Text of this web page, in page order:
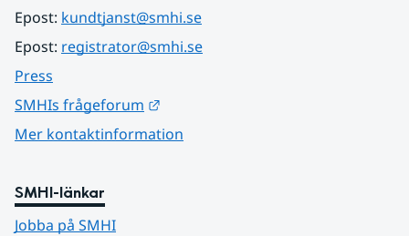
Epost: kundtjanst@smhi.se
Epost: registrator@smhi.se
Press
SMHIs frågeforum
Mer kontaktinformation
SMHI-länkar
Jobba på SMHI